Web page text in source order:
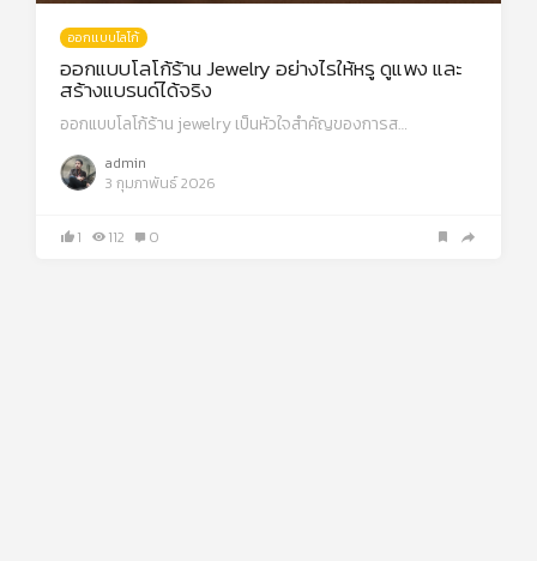
ออกแบบโลโก้
ออกแบบโลโก้ร้าน Jewelry อย่างไรให้หรู ดูแพง และ
สร้างแบรนด์ได้จริง
ออกแบบโลโก้ร้าน jewelry เป็นหัวใจสำคัญของการส…
admin
3 กุมภาพันธ์ 2026
1 112 0